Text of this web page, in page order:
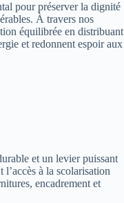
pour préserver la dignité
À travers nos
équilibrée en distribuant
et redonnent espoir aux
et un levier puissant
à la scolarisation
encadrement et